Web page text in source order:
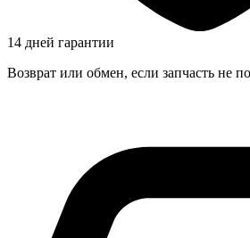
14 дней гарантии
Возврат или обмен, если запчасть не